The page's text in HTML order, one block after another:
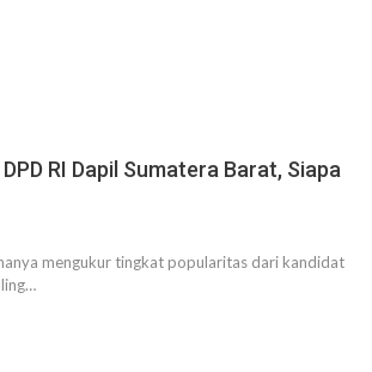
RI Dapil Sumatera Barat, Siapa
mengukur tingkat popularitas dari kandidat